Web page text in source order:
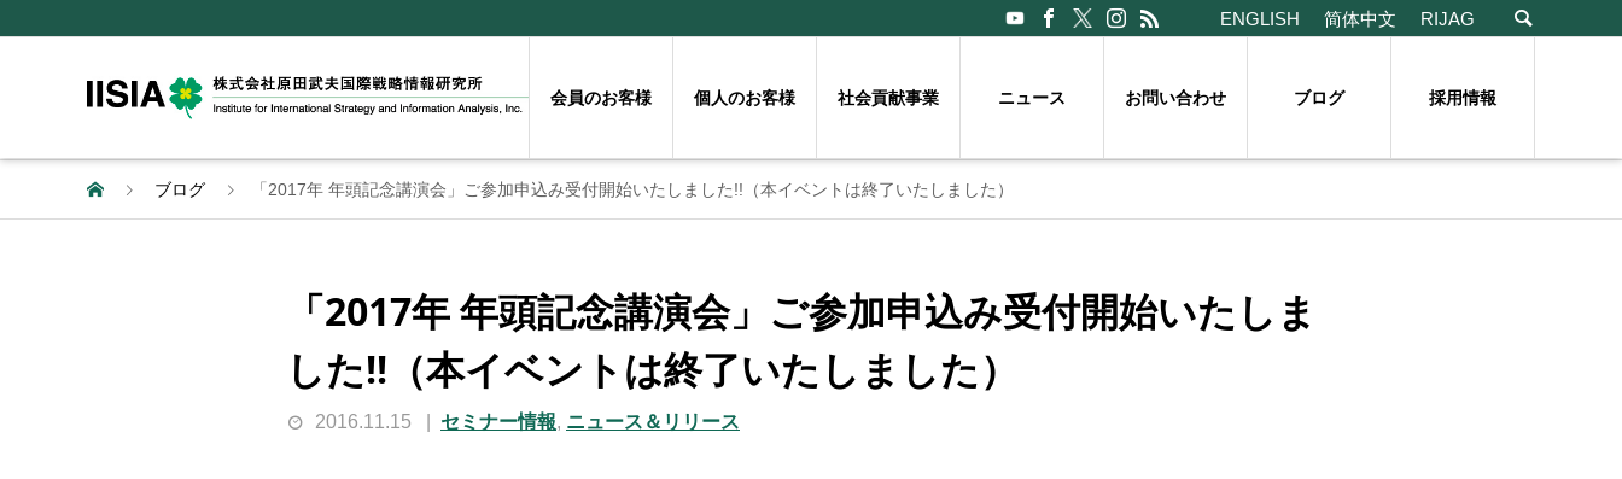
ENGLISH 简体中文 RIJAG
会員のお客様 個人のお客様 社会貢献事業 ニュース お問い合わせ ブログ 採用情報
ブログ 「2017年 年頭記念講演会」ご参加申込み受付開始いたしました!!（本イベントは終了いたしました）
「2017年 年頭記念講演会」ご参加申込み受付開始いたしま
した!!（本イベントは終了いたしました）
2016.11.15 セミナー情報, ニュース＆リリース